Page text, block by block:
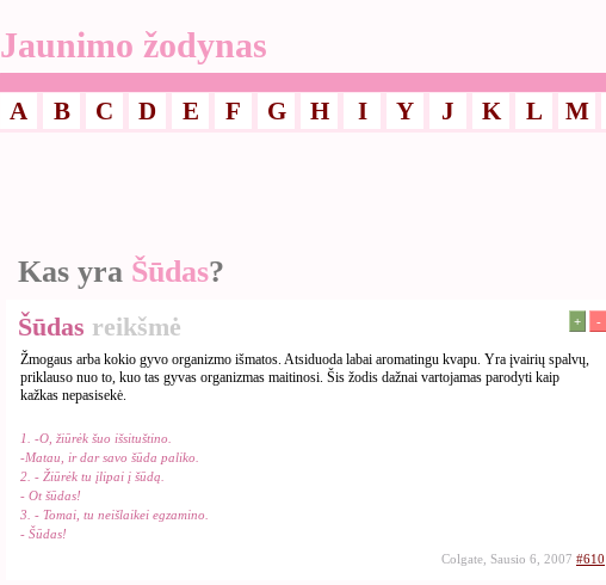
Jaunimo žodynas
A B C D E F G H I Y J K L M
Kas yra Šūdas?
Šūdas reikšmė + -
Žmogaus arba kokio gyvo organizmo išmatos. Atsiduoda labai aromatingu kvapu. Yra įvairių spalvų,
priklauso nuo to, kuo tas gyvas organizmas maitinosi. Šis žodis dažnai vartojamas parodyti kaip
kažkas nepasisekė.
1. -O, žiūrėk šuo išsituštino.
-Matau, ir dar savo šūda paliko.
2. - Žiūrėk tu įlipai į šūdą.
- Ot šūdas!
3. - Tomai, tu neišlaikei egzamino.
- Šūdas!
Colgate, Sausio 6, 2007 #610